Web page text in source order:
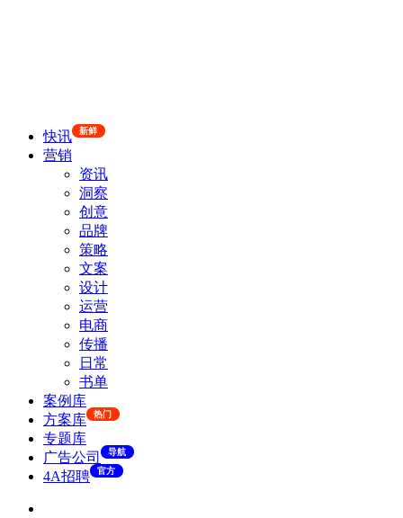
快讯 新鲜
营销
资讯
洞察
创意
品牌
策略
文案
设计
运营
电商
传播
日常
书单
案例库
方案库
热门
专题库
广告公司
导航
4A招聘 官方